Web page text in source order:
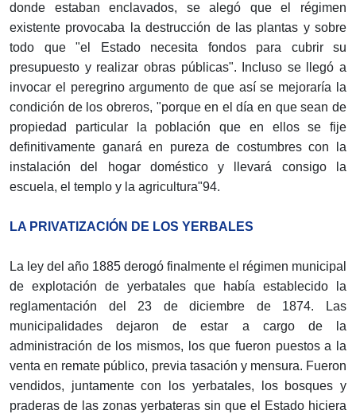
donde estaban enclavados, se alegó que el régimen
existente provocaba la destrucción de las plantas y sobre
todo que "el Estado necesita fondos para cubrir su
presupuesto y realizar obras públicas". Incluso se llegó a
invocar el peregrino argumento de que así se mejoraría la
condición de los obreros, "porque en el día en que sean de
propiedad particular la población que en ellos se fije
definitivamente ganará en pureza de costumbres con la
instalación del hogar doméstico y llevará consigo la
escuela, el templo y la agricultura"94.
LA PRIVATIZACIÓN DE LOS YERBALES
La ley del año 1885 derogó finalmente el régimen municipal
de explotación de yerbatales que había establecido la
reglamentación del 23 de diciembre de 1874. Las
municipalidades dejaron de estar a cargo de la
administración de los mismos, los que fueron puestos a la
venta en remate público, previa tasación y mensura. Fueron
vendidos, juntamente con los yerbatales, los bosques y
praderas de las zonas yerbateras sin que el Estado hiciera